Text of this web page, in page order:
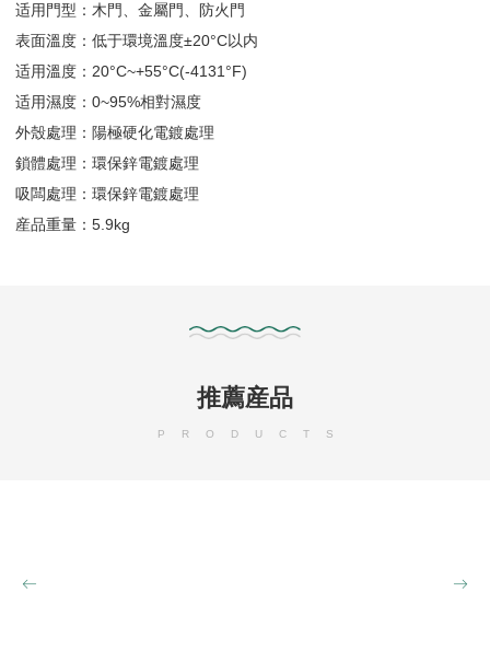
适用門型：木門、金屬門、防火門
表面溫度：低于環境溫度±20°C以内
适用溫度：20°C~+55°C(-4131°F)
适用濕度：0~95%相對濕度
外殼處理：陽極硬化電鍍處理
鎖體處理：環保鋅電鍍處理
吸闆處理：環保鋅電鍍處理
産品重量：5.9kg
推薦産品
PRODUCTS